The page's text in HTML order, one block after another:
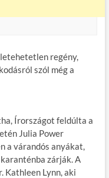
regény,
szól még a
Írországot feldúlta a
Julia Power
a várandós anyákat,
zárják. A
Kathleen Lynn, aki